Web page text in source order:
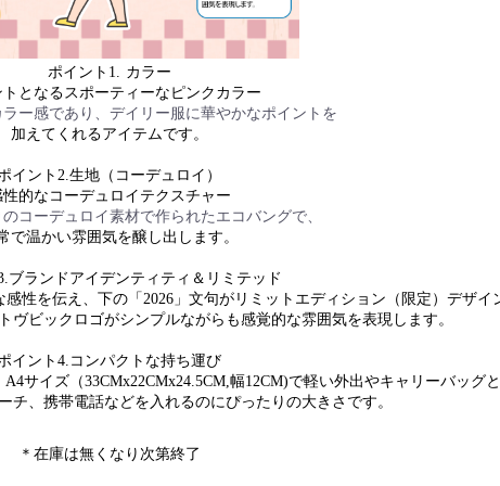
ポイント 1.
カラー
トとなるスポーティーなピンクカラー
ー感であり、デイリー服に華やかなポイントを
加えてくれるアイテムです。
イント 2.生地（コーデュロイ）
性的なコーデュロイテクスチャー
コーデュロイ素材で作られたエコバングで、
で温かい雰囲気を醸し出します。
ブランドアイデンティティ＆リミテッド
性を伝え、下の「 2026」文句がリミットエディション（限定）デザイ
ヴビックロゴがシンプルながらも感覚的な雰囲気を表現します。
イント4. コンパクトな持ち運び
A4サイズ（33CMx22CMx24.5CM,幅12CM)で軽い外出やキャリーバッグ
チ、携帯電話などを入れるのにぴったりの大きさです。
＊在庫は無くなり次第終了